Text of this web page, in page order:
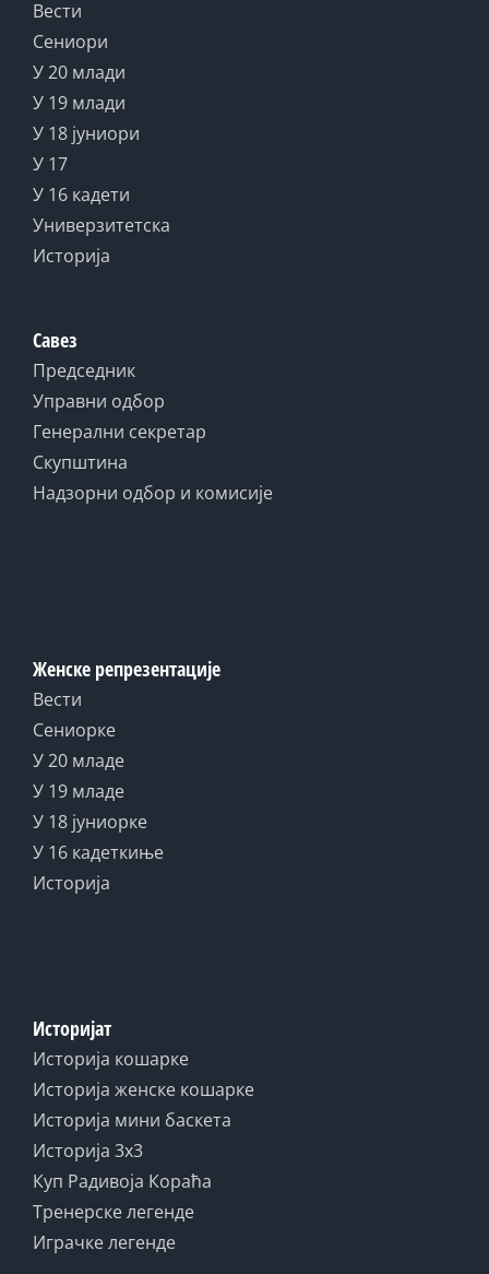
Вести
Сениори
У 20 млади
У 19 млади
У 18 јуниори
У 17
У 16 кадети
Универзитетска
Историја
Савез
Председник
Управни одбор
Генерални секретар
Скупштина
Надзорни одбор и комисије
Женске репрезентације
Вести
Сениорке
У 20 младе
У 19 младе
У 18 јуниорке
У 16 кадеткиње
Историја
Историјат
Историја кошарке
Историја женске кошарке
Историја мини баскета
Историја 3x3
Куп Радивоја Кораћа
Тренерске легенде
Играчке легенде